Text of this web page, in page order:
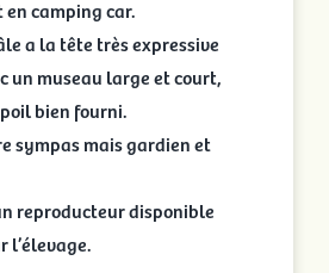
camping car.
a la tête très expressive
un museau large et court,
bien fourni.
sympas mais gardien et
reproducteur disponible
l’élevage.